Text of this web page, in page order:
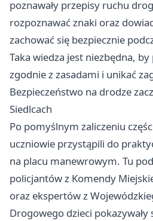
poznawały przepisy ruchu
rozpoznawać znaki oraz
zachować się bezpiecznie
Taka wiedza jest niezbędna,
zgodnie z zasadami i unikać
Bezpieczeństwo na drodze
Siedlcach
Po pomyślnym zaliczeniu
uczniowie przystąpili do
na placu manewrowym. Tu
policjantów z Komendy
oraz ekspertów z
Drogowego dzieci